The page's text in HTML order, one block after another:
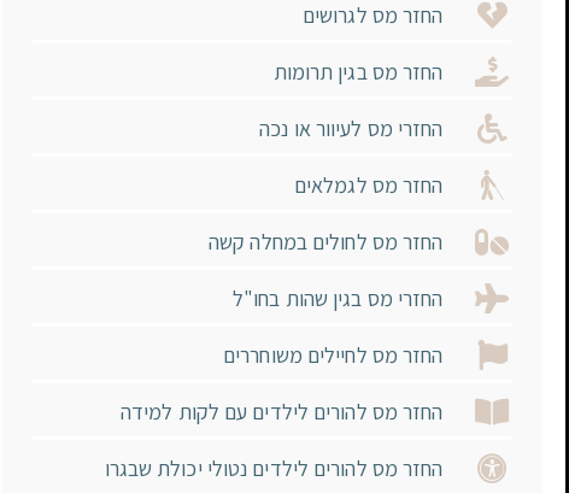
החזר מס לגרושים
החזר מס בגין תרומות
החזרי מס לעיוור או נכה
החזר מס לגמלאים
החזר מס לחולים במחלה קשה
החזרי מס בגין שהות בחו"ל
החזר מס לחיילים משוחררים
החזר מס להורים לילדים עם לקות למידה
החזר מס להורים לילדים נטולי יכולת שבגרו